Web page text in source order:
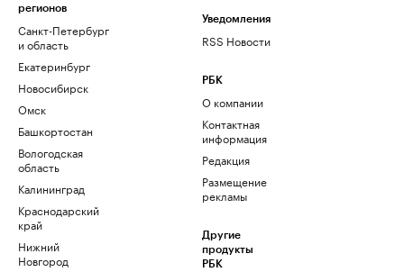
регионов
Санкт-Петербург
и область
Екатеринбург
Новосибирск
Омск
Башкортостан
Вологодская
область
Калининград
Краснодарский
край
Нижний
Новгород
Уведомления
RSS Новости
РБК
О компании
Контактная
информация
Редакция
Размещение
рекламы
Другие
продукты
РБК